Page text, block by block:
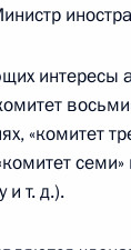
интересы
«комитет
и т. д.).